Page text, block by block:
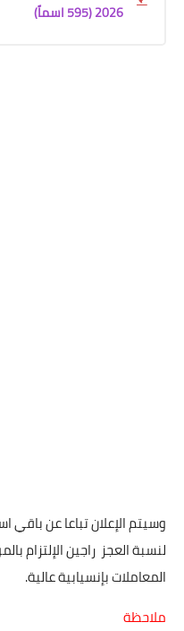
2026 (595 اسماً)
وسيتم الإعلان تباعا عن باقي
لنسبة العجز راجين الإلتزام
المعاملات بإنسيابية عالية.
ملاحظة